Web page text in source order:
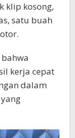
klip kosong,
satu buah
kerja cepat
dalam